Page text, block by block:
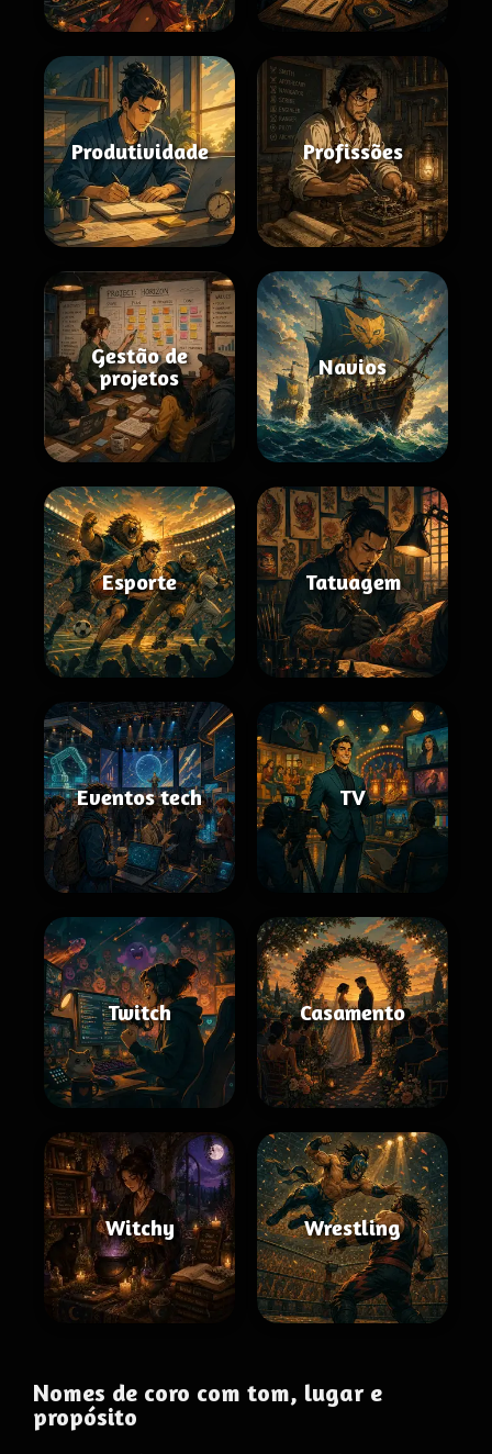
Produtividade Profissões
Gestão de
projetos
Navios
Esporte Tatuagem
Eventos tech TV
Twitch Casamento
Witchy Wrestling
Nomes de coro com tom, lugar e
propósito